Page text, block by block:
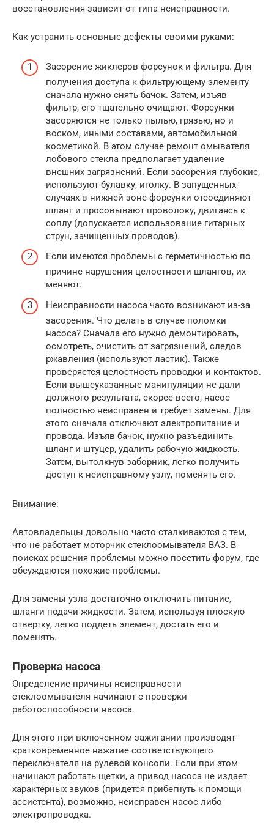
восстановления зависит от типа неисправности.
Как устранить основные дефекты своими руками:
Засорение жиклеров форсунок и фильтра. Для
получения доступа к фильтрующему элементу
сначала нужно снять бачок. Затем, изъяв
фильтр, его тщательно очищают. Форсунки
засоряются не только пылью, грязью, но и
воском, иными составами, автомобильной
косметикой. В этом случае ремонт омывателя
лобового стекла предполагает удаление
внешних загрязнений. Если засорения глубокие,
используют булавку, иголку. В запущенных
случаях в нижней зоне форсунки отсоединяют
шланг и просовывают проволоку, двигаясь к
соплу (допускается использование гитарных
струн, зачищенных проводов).
Если имеются проблемы с герметичностью по
причине нарушения целостности шлангов, их
меняют.
Неисправности насоса часто возникают из-за
засорения. Что делать в случае поломки
насоса? Сначала его нужно демонтировать,
осмотреть, очистить от загрязнений, следов
ржавления (используют ластик). Также
проверяется целостность проводки и контактов.
Если вышеуказанные манипуляции не дали
должного результата, скорее всего, насос
полностью неисправен и требует замены. Для
этого сначала отключают электропитание и
провода. Изъяв бачок, нужно разъединить
шланг и штуцер, удалить рабочую жидкость.
Затем, вытолкнув заборник, легко получить
доступ к неисправному узлу, поменять его.
Внимание:
Автовладельцы довольно часто сталкиваются с тем,
что не работает моторчик стеклоомывателя ВАЗ. В
поисках решения проблемы можно посетить форум, где
обсуждаются похожие проблемы.
Для замены узла достаточно отключить питание,
шланги подачи жидкости. Затем, используя плоскую
отвертку, легко поддеть элемент, достать его и
поменять.
Проверка насоса
Определение причины неисправности
стеклоомывателя начинают с проверки
работоспособности насоса.
Для этого при включенном зажигании производят
кратковременное нажатие соответствующего
переключателя на рулевой консоли. Если при этом
начинают работать щетки, а привод насоса не издает
характерных звуков (придется прибегнуть к помощи
ассистента), возможно, неисправен насос либо
электропроводка.